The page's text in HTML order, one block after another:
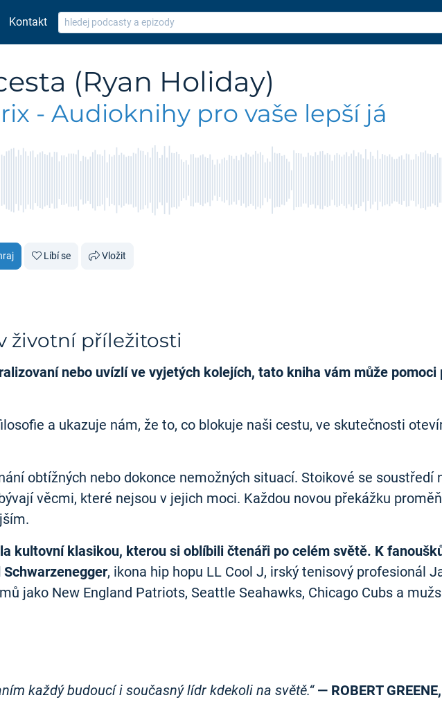
Kontakt
(Ryan Holiday)
- Audioknihy pro vaše lepší já
Líbí se Vložit
životní příležitosti
nebo uvízlí ve vyjetých kolejích, tato kniha vám může pomoci
a ukazuje nám, že to, co blokuje naši cestu, ve skutečnosti
obtížných nebo dokonce nemožných situací. Stoikové se soustředí
věcmi, které nejsou v jejich moci. Každou novou překážku
kultovní klasikou, kterou si oblíbili čtenáři po celém světě. K
, ikona hip hopu LL Cool J, irský tenisový profesionál
jako New England Patriots, Seattle Seahawks, Chicago Cubs a
každý budoucí i současný lídr kdekoli na světě.“ — ROBERT